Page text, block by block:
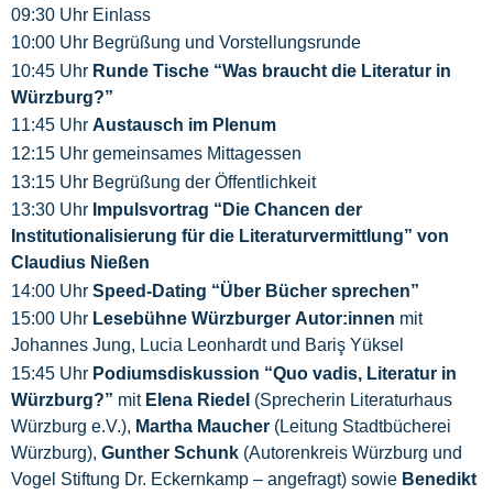
09:30 Uhr Einlass
10:00 Uhr Begrüßung und Vorstellungsrunde
10:45 Uhr Runde Tische “Was braucht die Literatur in
Würzburg?”
11:45 Uhr Austausch im Plenum
12:15 Uhr gemeinsames Mittagessen
13:15 Uhr Begrüßung der Öffentlichkeit
13:30 Uhr Impulsvortrag “Die Chancen der
Institutionalisierung für die Literaturvermittlung” von
Claudius Nießen
14:00 Uhr Speed-Dating “Über Bücher sprechen”
15:00 Uhr Lesebühne Würzburger Autor:innen mit
Johannes Jung, Lucia Leonhardt und Bariş Yüksel
15:45 Uhr Podiumsdiskussion “Quo vadis, Literatur in
Würzburg?” mit Elena Riedel (Sprecherin Literaturhaus
Würzburg e.V.), Martha Maucher (Leitung Stadtbücherei
Würzburg), Gunther Schunk (Autorenkreis Würzburg und
Vogel Stiftung Dr. Eckernkamp – angefragt) sowie Benedikt